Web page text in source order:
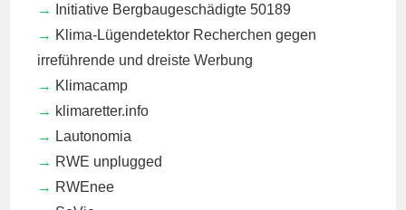
Initiative Bergbaugeschädigte 50189
Klima-Lügendetektor Recherchen gegen
irreführende und dreiste Werbung
Klimacamp
klimaretter.info
Lautonomia
RWE unplugged
RWEnee